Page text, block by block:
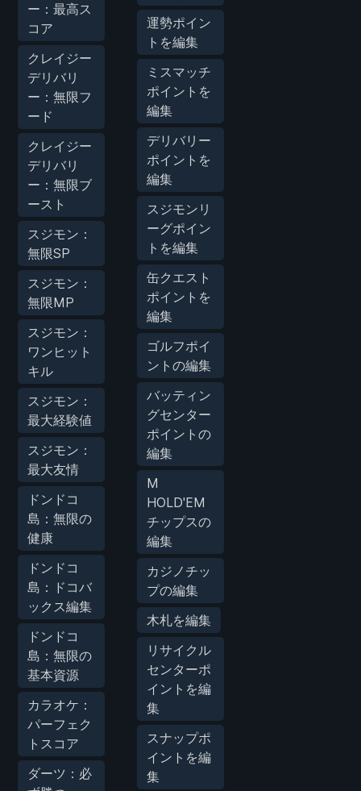
ー：最高ス
コア
クレイジー
デリバリ
ー：無限フ
ード
クレイジー
デリバリ
ー：無限ブ
ースト
スジモン：
無限SP
スジモン：
無限MP
スジモン：
ワンヒット
キル
スジモン：
最大経験値
スジモン：
最大友情
ドンドコ
島：無限の
健康
ドンドコ
島：ドコバ
ックス編集
ドンドコ
島：無限の
基本資源
カラオケ：
パーフェク
トスコア
ダーツ：必
運勢ポイン
トを編集
ミスマッチ
ポイントを
編集
デリバリー
ポイントを
編集
スジモンリ
ーグポイン
トを編集
缶クエスト
ポイントを
編集
ゴルフポイ
ントの編集
バッティン
グセンター
ポイントの
編集
M
HOLD'EM
チップスの
編集
カジノチッ
プの編集
木札を編集
リサイクル
センターポ
イントを編
集
スナップポ
イントを編
集